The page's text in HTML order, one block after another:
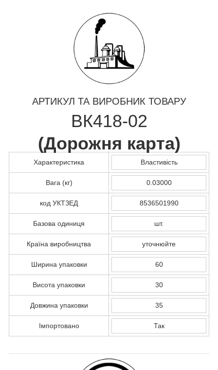
АРТИКУЛ ТА ВИРОБНИК ТОВАРУ
ВК418-02
(Дорожня карта)
Характеристика Властивість
Вага (кг) 0.03000
код УКТЗЕД 8536501990
Базова одиниця шт.
Країна виробництва уточнюйте
Ширина упаковки 60
Висота упаковки 30
Довжина упаковки 35
Імпортовано Так